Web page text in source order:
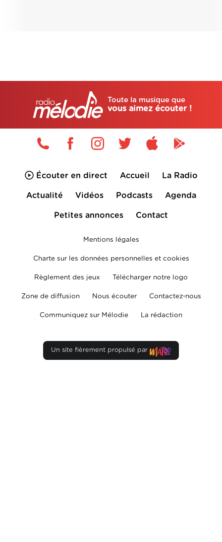
Toute la musique que
vous aimez écouter !
Écouter en direct Accueil La Radio
Actualité Vidéos Podcasts Agenda
Petites annonces Contact
Mentions légales
Charte sur les données personnelles et cookies
Règlement des jeux Télécharger notre logo
Zone de diffusion Nous écouter Contactez-nous
Communiquez sur Mélodie La rédaction
Un site fièrement propulsé par